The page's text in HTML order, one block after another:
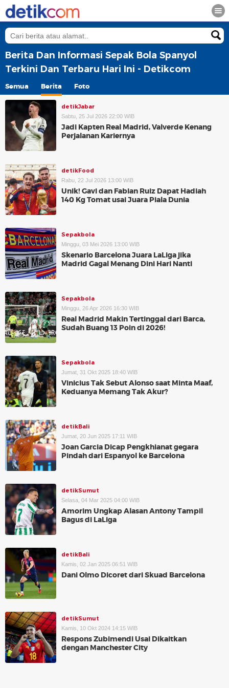
Berita Dan Informasi Sepak Bola Spanyol
Terkini Dan Terbaru Hari Ini - Detikcom
Semua Berita Foto
detikJabar
Sabtu, 25 Jul 2026 22:00 WIB
Jadi Kapten Real Madrid, Valverde Kenang
Perjalanan Kariernya
detikFood
Rabu, 22 Jul 2026 13:00 WIB
Unik! Gavi dan Fabian Ruiz Dapat Hadiah
140 Kg Tomat usai Juara Piala Dunia
Sepakbola
Minggu, 03 Mei 2026 13:00 WIB
Skenario Barcelona Juara LaLiga jika
Madrid Gagal Menang Dini Hari Nanti
Sepakbola
Minggu, 26 Apr 2026 16:30 WIB
Real Madrid Makin Tertinggal dari Barca,
Sudah Buang 13 Poin di 2026!
Sepakbola
Jumat, 31 Okt 2025 18:40 WIB
Vinicius Tak Sebut Alonso saat Minta Maaf,
Keduanya Memang Tak Akur?
detikBali
Jumat, 20 Jun 2025 17:11 WIB
Joan Garcia Dicap Pengkhianat gegara
Pindah dari Espanyol ke Barcelona
detikSumut
Selasa, 04 Mar 2025 04:00 WIB
Amorim Ungkap Alasan Antony Tampil
Bagus di LaLiga
detikBali
Kamis, 02 Jan 2025 06:51 WIB
Dani Olmo Dicoret dari Skuad Barcelona
detikSumut
Kamis, 10 Okt 2024 14:15 WIB
Respons Zubimendi Usai Dikaitkan
dengan Manchester City